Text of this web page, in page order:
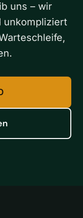
uns – wir
unkompliziert